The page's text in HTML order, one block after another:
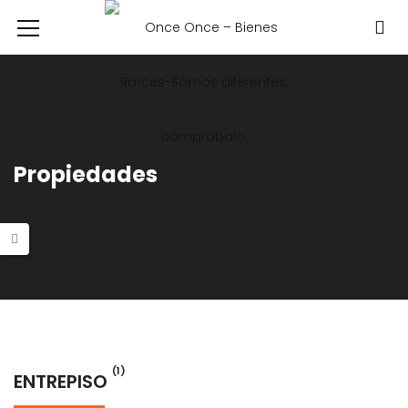
Propiedades
ENTREPISO (1)